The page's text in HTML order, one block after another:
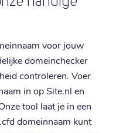
voor jouw
domeinchecker
controleren. Voer
in op Site.nl en
tool laat je in een
domeinnaam kunt